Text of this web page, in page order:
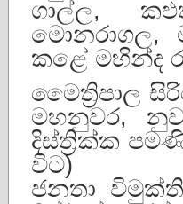
ගාල්ල,
මොනරාගල,
කළේ මහින්ද
මෛත්‍රිපාල
මහනුවර,
දිස්ත්‍රික්ක
විට)
ජනතා